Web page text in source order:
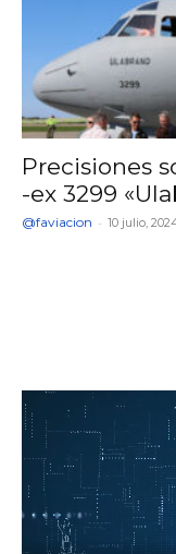
Precisiones
-ex 3299
@faviacion - 10 julio,